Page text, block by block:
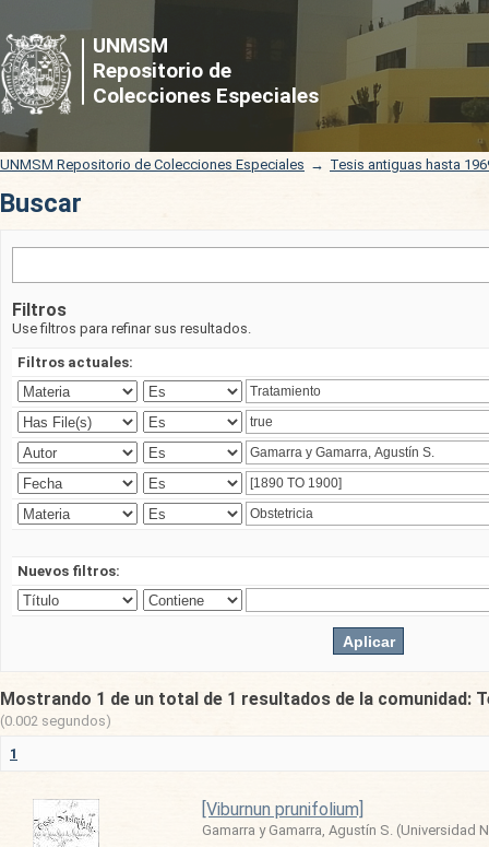
UNMSM
Repositorio de
Colecciones Especiales
Buscar
UNMSM Repositorio de Colecciones Especiales → Tesis antiguas hasta
Buscar
Filtros
Use filtros para refinar sus resultados.
Filtros actuales:
Nuevos filtros:
Mostrando 1 de un total de 1 resultados de la comunidad:
(0.002 segundos)
1
[Viburnun prunifolium]
Gamarra y Gamarra, Agustín S. (Universidad